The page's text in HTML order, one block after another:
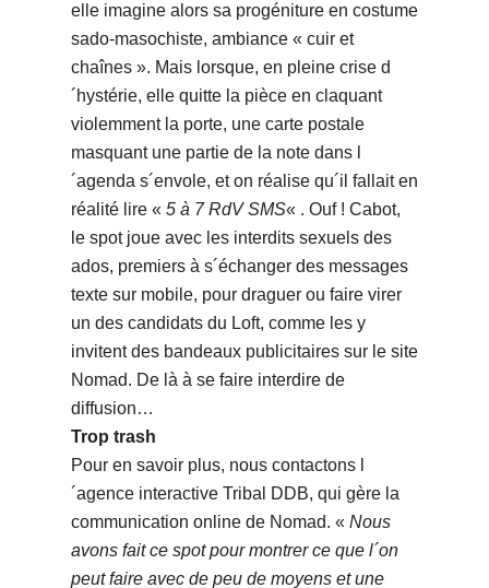
elle imagine alors sa progéniture en costume
sado-masochiste, ambiance « cuir et
chaînes ». Mais lorsque, en pleine crise d
´hystérie, elle quitte la pièce en claquant
violemment la porte, une carte postale
masquant une partie de la note dans l
´agenda s´envole, et on réalise qu´il fallait en
réalité lire « 5 à 7 RdV SMS« . Ouf ! Cabot,
le spot joue avec les interdits sexuels des
ados, premiers à s´échanger des messages
texte sur mobile, pour draguer ou faire virer
un des candidats du Loft, comme les y
invitent des bandeaux publicitaires sur le site
Nomad. De là à se faire interdire de
diffusion…
Trop trash
Pour en savoir plus, nous contactons l
´agence interactive Tribal DDB, qui gère la
communication online de Nomad. « Nous
avons fait ce spot pour montrer ce que l´on
peut faire avec de peu de moyens et une